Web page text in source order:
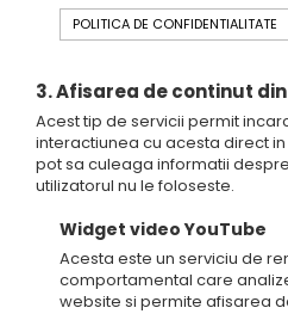
POLITICA DE CONFIDENTIALITATE
3. Afisarea de continut
Acest tip de servicii permit
interactiunea cu acesta direct
pot sa culeaga informatii
utilizatorul nu le foloseste.
Widget video YouTube
Acesta este un serviciu de
comportamental care
website si permite afisarea